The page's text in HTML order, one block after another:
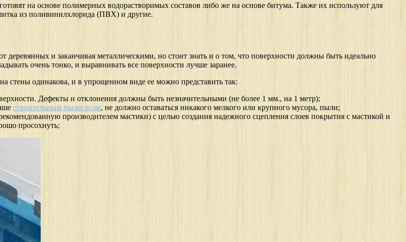
на основе полимерных водорастворимых составов либо же на основе битума. Также их используют для
из поливинилхлорида (ПВХ) и другие.
деревянных и заканчивая металлическими, но стоит знать и о том, что поверхности должны быть идеально
очень тонко, и выравнивать все поверхности лучше заранее.
стены одинакова, и в упрощенном виде ее можно представить так:
Дефекты и отклонения должны быть незначительными (не более 1 мм., на 1 метр);
строительным пылесосом, не должно оставаться никакого мелкого или крупного мусора, пыли;
производителем мастики) с целью создания надежного сцепления слоев покрытия с мастикой и
просохнуть;